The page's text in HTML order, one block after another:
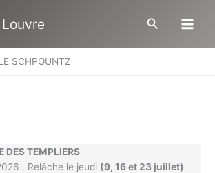
Rechercher
SCHPOUNTZ
DES TEMPLIERS
. Relâche le jeudi (9, 16 et 23 juillet)